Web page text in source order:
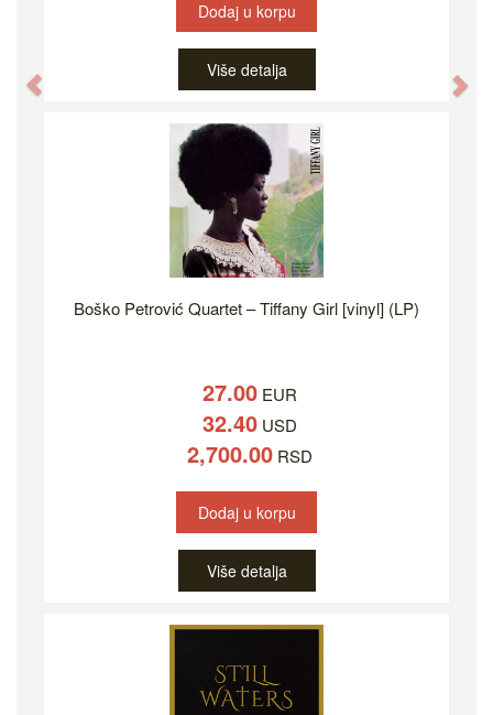
Dodaj u korpu
Više detalja
Boško Petrović Quartet – Tiffany Girl [vinyl] (LP)
27.00EUR
32.40USD
2,700.00RSD
Dodaj u korpu
Više detalja